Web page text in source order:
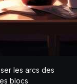
les arcs des
blocs